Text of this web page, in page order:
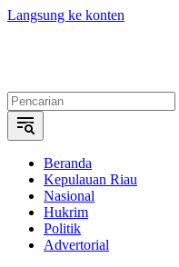
Langsung ke konten
Beranda
Kepulauan Riau
Nasional
Hukrim
Politik
Advertorial